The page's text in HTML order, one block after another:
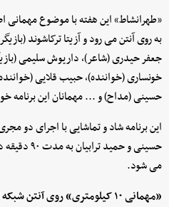
«طهرانشاط» این هفته با موضوع مهمانی
به روی آنتن می رود و آزیتا ترکاشوند
جعفر حیدری (شاعر)، داریوش سلیمی
خونساری (خواننده)، حبیب قلایی
حسینی (مداح) و ... مهمانان این برنامه
این برنامه شاد و تماشایی با اجرای دو
حسینی و
می شود.
«مهمانی ۱۰ کیلومتری» روی آنتن شبکه افق